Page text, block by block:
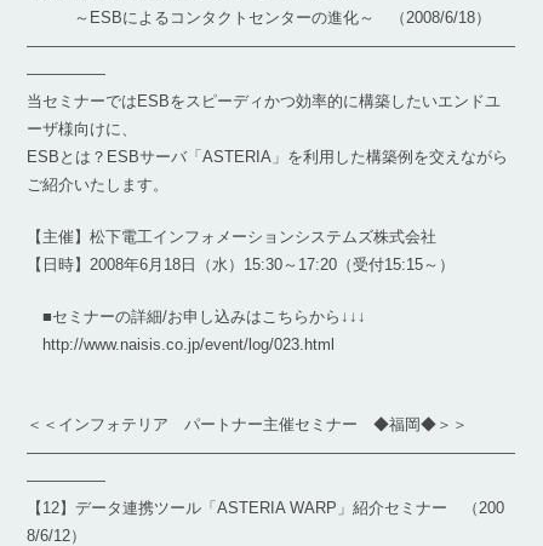
～ESBによるコンタクトセンターの進化～ （2008/6/18）
―――――――――――――――――――――――――――――――
―――――
当セミナーではESBをスピーディかつ効率的に構築したいエンドユ
ーザ様向けに、
ESBとは？ESBサーバ「ASTERIA」を利用した構築例を交えながら
ご紹介いたします。
【主催】松下電工インフォメーションシステムズ株式会社
【日時】2008年6月18日（水）15:30～17:20（受付15:15～）
■セミナーの詳細/お申し込みはこちらから↓↓↓
http://www.naisis.co.jp/event/log/023.html
＜＜インフォテリア パートナー主催セミナー ◆福岡◆＞＞
―――――――――――――――――――――――――――――――
―――――
【12】データ連携ツール「ASTERIA WARP」紹介セミナー （200
8/6/12）